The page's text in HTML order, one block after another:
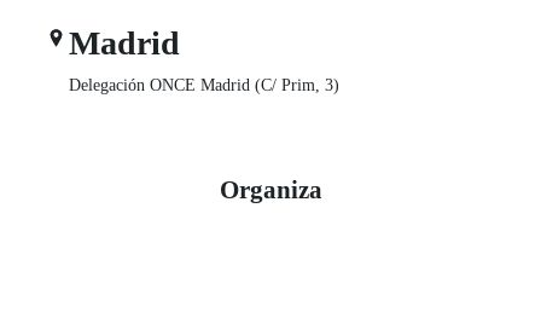
Madrid
Delegación ONCE Madrid (C/ Prim, 3)
Organiza